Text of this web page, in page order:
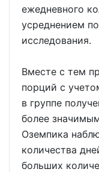
ежедневного
усреднением
исследования.
Вместе с тем
порций с
в группе
более
Оземпика
количества
больших